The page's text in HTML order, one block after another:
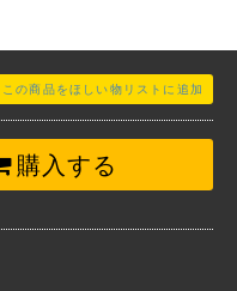
この商品をほしい物リストに追加
購入する